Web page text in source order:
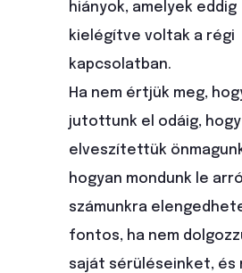
hiányok, amelyek eddig
kielégítve voltak a régi
kapcsolatban.
Ha nem értjük meg,
jutottunk el odáig, hogy
elveszítettük
hogyan mondunk le
számunkra
fontos, ha nem
saját sérüléseinket, és